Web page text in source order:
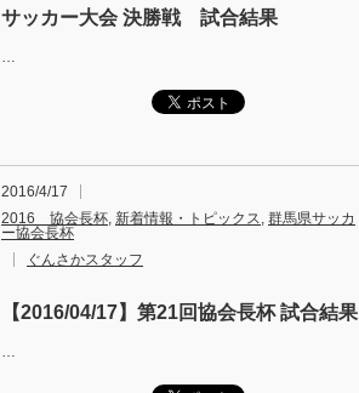
サッカー大会 決勝戦 試合結果
…
2016/4/17
2016 協会長杯, 新着情報・トピックス, 群馬県サッカ
ー協会長杯
ぐんさかスタッフ
【2016/04/17】第21回協会長杯 試合結果
…